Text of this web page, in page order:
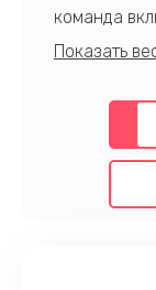
команда
также
наилучшим